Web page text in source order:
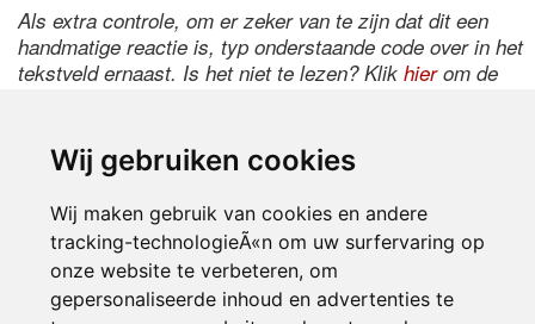
Wij gebruiken cookies
Wij maken gebruik van cookies en andere
tracking-technologieÃ«n om uw surfervaring op
onze website te verbeteren, om
gepersonaliseerde inhoud en advertenties te
Als extra controle, om er zeker van te zijn dat dit een
handmatige reactie is, typ onderstaande code over in het
tekstveld ernaast. Is het niet te lezen? Klik hierom de